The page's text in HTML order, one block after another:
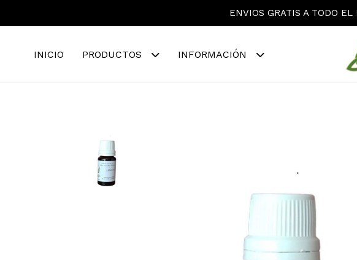
ENVIOS GRATIS A TODO
INICIO PRODUCTOS INFORMACIÓN